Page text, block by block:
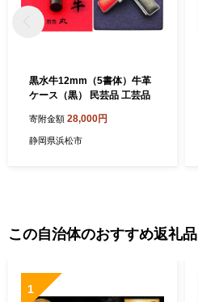
黒水牛12mm（5書体）牛革
ケース（黒） 民芸品 工芸品
寄附金額 28,000円
静岡県浜松市
この自治体のおすすめ返礼品
1